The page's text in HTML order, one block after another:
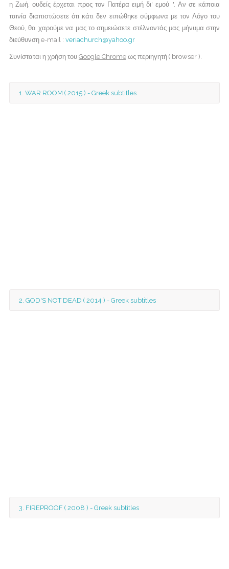
η Ζωή, ουδείς έρχεται προς τον Πατέρα ειμή δι' εμού ". Αν σε κάποια
ταινία διαπιστώσετε ότι κάτι δεν ειπώθηκε σύμφωνα με τον Λόγο του
Θεού, θα χαρούμε να μας το σημειώσετε στέλνοντάς μας μήνυμα στην
διεύθυνση e-mail : veriachurch@yahoo.gr
Συνίσταται η χρήση του Google Chromeως περιηγητή ( browser ).
1. WAR ROOM ( 2015 ) - Greek subtitles
2. GOD'S NOT DEAD ( 2014 ) - Greek subtitles
3. FIREPROOF ( 2008 ) - Greek subtitles